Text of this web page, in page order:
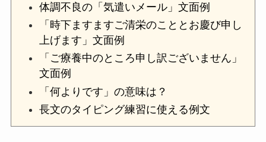
体調不良の「気遣いメール」文面例
「時下ますますご清栄のこととお慶び申し
上げます」文面例
「ご療養中のところ申し訳ございません」
文面例
「何よりです」の意味は？
長文のタイピング練習に使える例文